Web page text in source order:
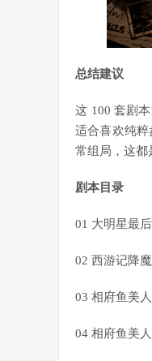
总结建议
这 100 套剧
适合喜欢纯
常组局，这都
剧本目录
01 大明星最
02 西游记降
03 相府鱼美
04 相府鱼美